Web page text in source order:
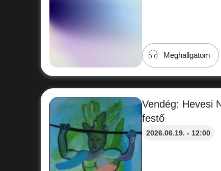
Meghallgatom
Vendég: Hevesi
festő
2026.06.19. - 12:00